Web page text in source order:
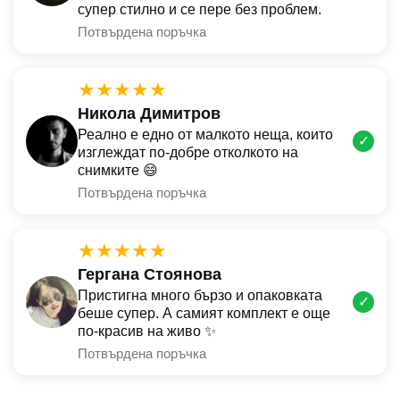
супер стилно и се пере без проблем.
Потвърдена поръчка
★★★★★
Никола Димитров
Реално е едно от малкото неща, които
изглеждат по-добре отколкото на
снимките 😄
Потвърдена поръчка
✓
★★★★★
Гергана Стоянова
Пристигна много бързо и опаковката
беше супер. А самият комплект е още
по-красив на живо ✨
Потвърдена поръчка
✓